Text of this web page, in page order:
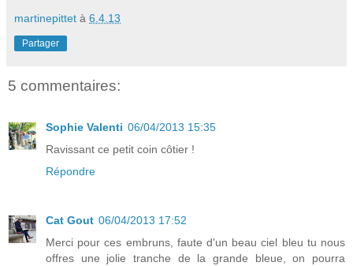
martinepittet à 6.4.13
Partager
5 commentaires:
Sophie Valenti 06/04/2013 15:35
Ravissant ce petit coin côtier !
Répondre
Cat Gout 06/04/2013 17:52
Merci pour ces embruns, faute d'un beau ciel bleu tu nous
offres une jolie tranche de la grande bleue, on pourra